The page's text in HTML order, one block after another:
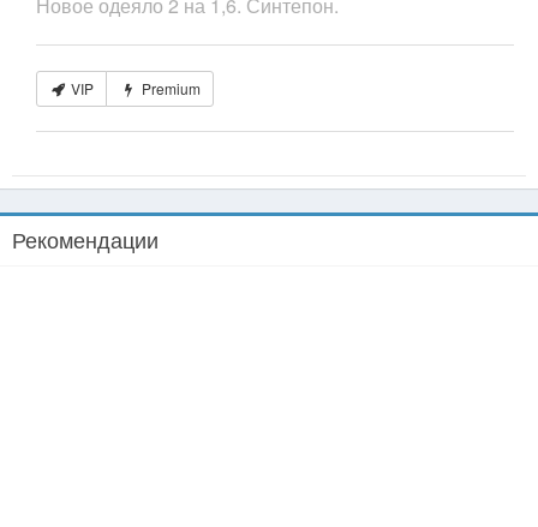
VIP Premium
Рекомендации